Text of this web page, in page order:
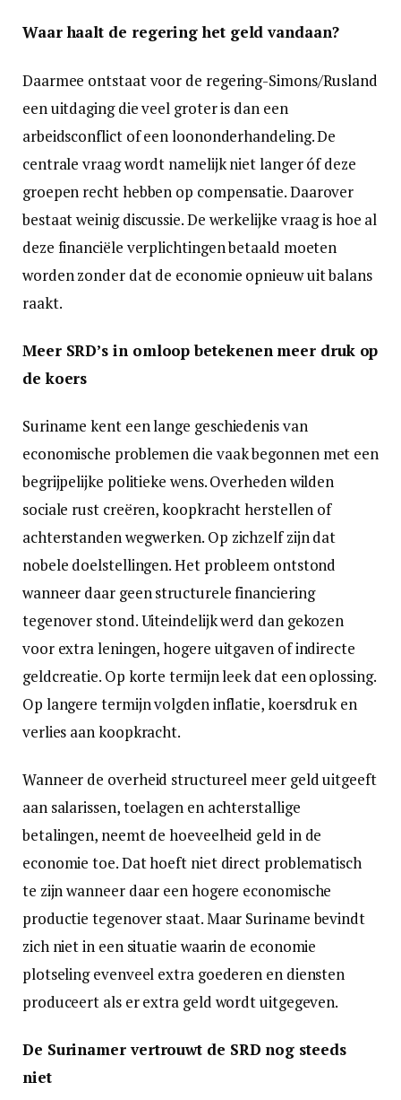
Waar haalt de regering het geld vandaan?
Daarmee ontstaat voor de regering-Simons/Rusland
een uitdaging die veel groter is dan een
arbeidsconflict of een loononderhandeling. De
centrale vraag wordt namelijk niet langer óf deze
groepen recht hebben op compensatie. Daarover
bestaat weinig discussie. De werkelijke vraag is hoe al
deze financiële verplichtingen betaald moeten
worden zonder dat de economie opnieuw uit balans
raakt.
Meer SRD’s in omloop betekenen meer druk op
de koers
Suriname kent een lange geschiedenis van
economische problemen die vaak begonnen met een
begrijpelijke politieke wens. Overheden wilden
sociale rust creëren, koopkracht herstellen of
achterstanden wegwerken. Op zichzelf zijn dat
nobele doelstellingen. Het probleem ontstond
wanneer daar geen structurele financiering
tegenover stond. Uiteindelijk werd dan gekozen
voor extra leningen, hogere uitgaven of indirecte
geldcreatie. Op korte termijn leek dat een oplossing.
Op langere termijn volgden inflatie, koersdruk en
verlies aan koopkracht.
Wanneer de overheid structureel meer geld uitgeeft
aan salarissen, toelagen en achterstallige
betalingen, neemt de hoeveelheid geld in de
economie toe. Dat hoeft niet direct problematisch
te zijn wanneer daar een hogere economische
productie tegenover staat. Maar Suriname bevindt
zich niet in een situatie waarin de economie
plotseling evenveel extra goederen en diensten
produceert als er extra geld wordt uitgegeven.
De Surinamer vertrouwt de SRD nog steeds
niet